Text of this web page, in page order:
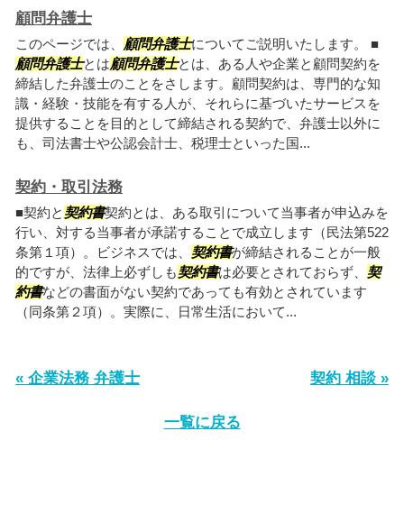
顧問弁護士
このページでは、 顧問弁護士についてご説明いたします。 ■
顧問弁護士とは顧問弁護士とは、ある人や企業と顧問契約を
締結した弁護士のことをさします。顧問契約は、専門的な知
識・経験・技能を有する人が、それらに基づいたサービスを
提供することを目的として締結される契約で、弁護士以外に
も、司法書士や公認会計士、税理士といった国...
契約・取引法務
■契約と 契約書契約とは、ある取引について当事者が申込みを
行い、対する当事者が承諾することで成立します（民法第522
条第１項）。ビジネスでは、 契約書が締結されることが一般
的ですが、法律上必ずしも契約書は必要とされておらず、 契
約書などの書面がない契約であっても有効とされています
（同条第２項）。実際に、日常生活において...
« 企業法務 弁護士 契約 相談 »
一覧に戻る